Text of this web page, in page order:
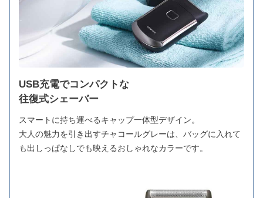
USB充電でコンパクトな
往復式シェーバー
スマートに持ち運べるキャップ一体型デザイン。
大人の魅力を引き出すチャコールグレーは、バッグに入れて
も出しっぱなしでも映えるおしゃれなカラーです。